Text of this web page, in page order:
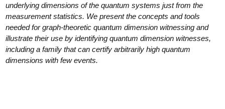
underlying dimensions of the quantum systems just from the
measurement statistics. We present the concepts and tools
needed for graph-theoretic quantum dimension witnessing and
illustrate their use by identifying quantum dimension witnesses,
including a family that can certify arbitrarily high quantum
dimensions with few events.